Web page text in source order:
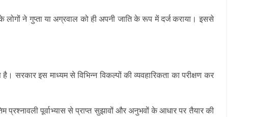
ने गुप्ता या अग्रवाल को ही अपनी जाति के रूप में दर्ज कराया। इससे
सरकार इस माध्यम से विभिन्न विकल्पों की व्यवहारिकता का परीक्षण कर
पूर्वाभ्यास से प्राप्त सुझावों और अनुभवों के आधार पर तैयार की